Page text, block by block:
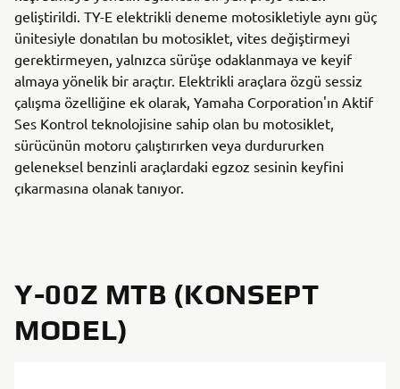
geliştirildi. TY-E elektrikli deneme motosikletiyle aynı güç
ünitesiyle donatılan bu motosiklet, vites değiştirmeyi
gerektirmeyen, yalnızca sürüşe odaklanmaya ve keyif
almaya yönelik bir araçtır. Elektrikli araçlara özgü sessiz
çalışma özelliğine ek olarak, Yamaha Corporation'ın Aktif
Ses Kontrol teknolojisine sahip olan bu motosiklet,
sürücünün motoru çalıştırırken veya durdururken
geleneksel benzinli araçlardaki egzoz sesinin keyfini
çıkarmasına olanak tanıyor.
Y-00Z MTB (KONSEPT
MODEL)